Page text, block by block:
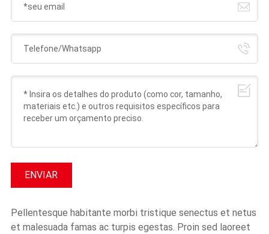
ENVIAR
Pellentesque habitante morbi tristique senectus et netus
et malesuada famas ac turpis egestas. Proin sed laoreet